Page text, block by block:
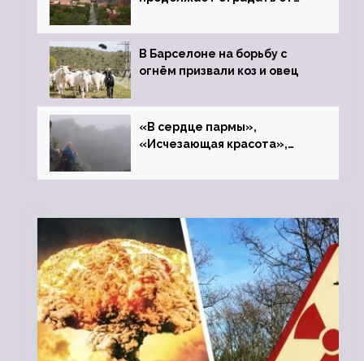
В Барселоне на борьбу с
огнём призвали коз и овец
«В сердце пармы»,
«Исчезающая красота»,